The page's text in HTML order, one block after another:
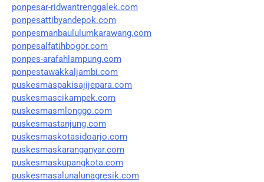
ponpesar-ridwantrenggalek.com
ponpesattibyandepok.com
ponpesmanbaululumkarawang.com
ponpesalfatihbogor.com
ponpes-arafahlampung.com
ponpestawakkaljambi.com
puskesmaspakisajijepara.com
puskesmascikampek.com
puskesmasmlonggo.com
puskesmastanjung.com
puskesmaskotasidoarjo.com
puskesmaskaranganyar.com
puskesmaskupangkota.com
puskesmasalunalunagresik.com